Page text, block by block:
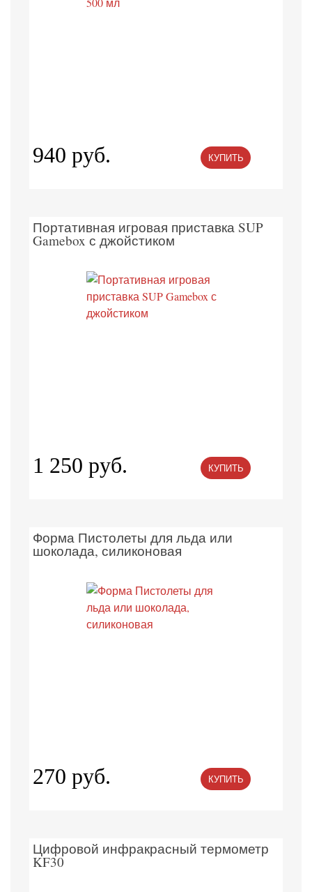
940 руб. КУПИТЬ
Портативная игровая приставка SUP
Gamebox с джойстиком
1 250 руб. КУПИТЬ
Форма Пистолеты для льда или
шоколада, силиконовая
270 руб. КУПИТЬ
Цифровой инфракрасный термометр
KF30